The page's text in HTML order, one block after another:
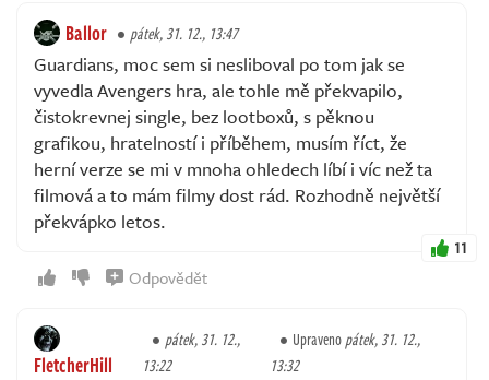
Ballor pátek, 31. 12., 13:47
Guardians, moc sem si nesliboval po tom jak se
vyvedla Avengers hra, ale tohle mě překvapilo,
čistokrevnej single, bez lootboxů, s pěknou
grafikou, hratelností i příběhem, musím říct, že
herní verze se mi v mnoha ohledech líbí i víc než ta
filmová a to mám filmy dost rád. Rozhodně největší
překvápko letos.
11
Odpovědět
FletcherHill
pátek, 31. 12.,
13:22
Upravenopátek, 31. 12.,
13:32